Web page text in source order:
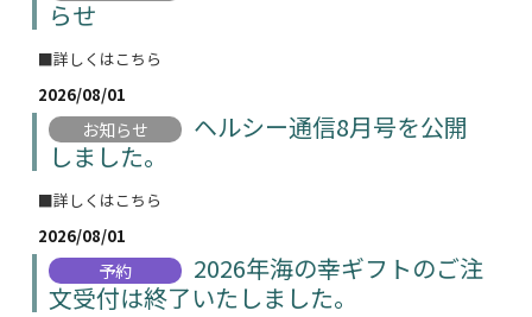
らせ
■詳しくはこちら
2026/08/01
お知らせ
ヘルシー通信8月号を公開
しました。
■詳しくはこちら
2026/08/01
予約
2026年海の幸ギフトのご注
文受付は終了いたしました。